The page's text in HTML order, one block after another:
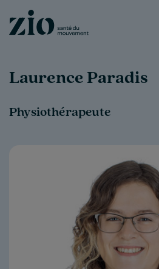
Laurence Paradis
Physiothérapeute